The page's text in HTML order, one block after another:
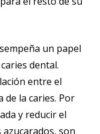
un papel
dental.
entre el
de la caries. Por
y reducir el
son